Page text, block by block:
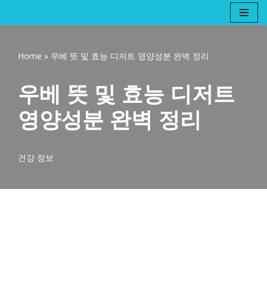
Home » 우베 뜻 및 효능 디저트 영양성분 완벽 정리
우베 뜻 및 효능 디저트
영양성분 완벽 정리
건강 정보